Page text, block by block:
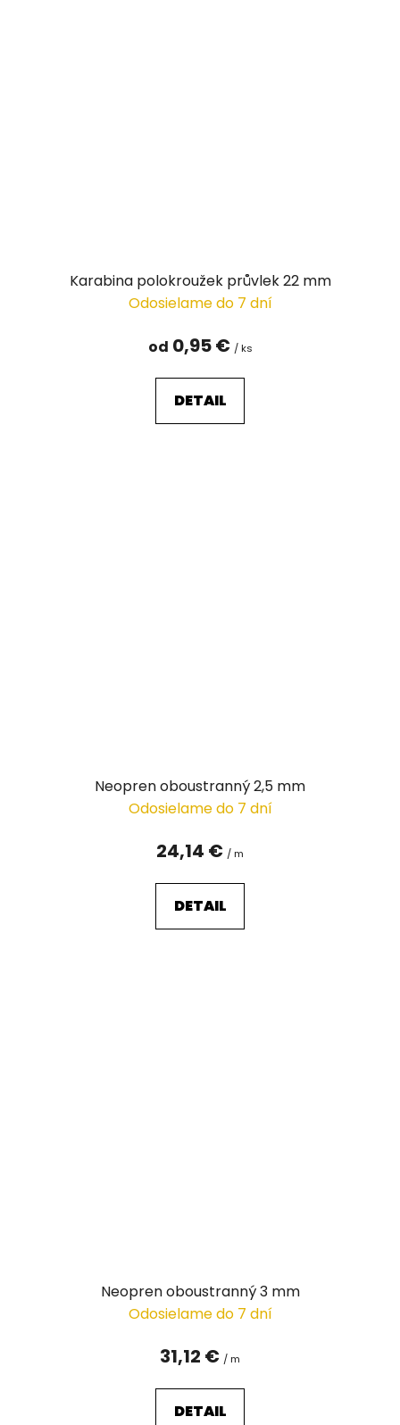
Karabina polokroužek průvlek 22 mm
Odosielame do 7 dní
od 0,95 € / ks
DETAIL
Neopren oboustranný 2,5 mm
Odosielame do 7 dní
24,14 € / m
DETAIL
Neopren oboustranný 3 mm
Odosielame do 7 dní
31,12 € / m
DETAIL